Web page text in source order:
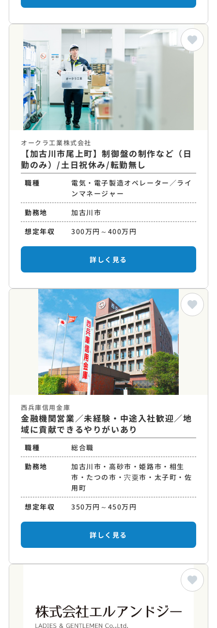
オークラ工業株式会社
【加古川市尾上町】制御盤の制作など（日
勤のみ）/土日祝休み/転勤無し
職種
電気・電子製造オペレーター／ライ
ンマネージャー
勤務地
加古川市
想定年収
300万円～400万円
詳しく見る
西兵庫信用金庫
金融機関営業／未経験・中途入社歓迎／地
域に貢献できるやりがいあり
職種
総合職
勤務地
加古川市・高砂市・姫路市・相生
市・たつの市・宍粟市・太子町・佐
用町
想定年収
350万円～450万円
詳しく見る